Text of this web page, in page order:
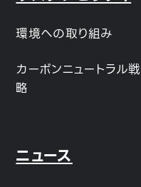
環境への取り組み
カーボンニュートラル戦
略
ニュース